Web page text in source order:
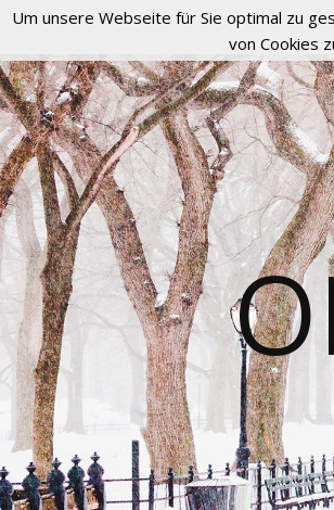
Um unsere Webseite für Sie optimal zu
von Cookies